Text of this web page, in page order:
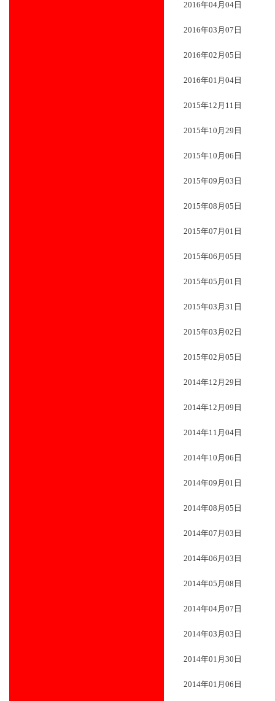
2016年04月04日
2016年03月07日
2016年02月05日
2016年01月04日
2015年12月11日
2015年10月29日
2015年10月06日
2015年09月03日
2015年08月05日
2015年07月01日
2015年06月05日
2015年05月01日
2015年03月31日
2015年03月02日
2015年02月05日
2014年12月29日
2014年12月09日
2014年11月04日
2014年10月06日
2014年09月01日
2014年08月05日
2014年07月03日
2014年06月03日
2014年05月08日
2014年04月07日
2014年03月03日
2014年01月30日
2014年01月06日